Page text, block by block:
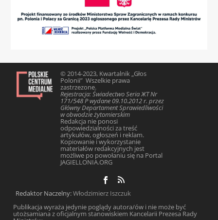
© 2014-2023, Kwartalnik „Głos
Polonii” Wszelkie prawa
zastrzezone.
Rejestracja: Świadectwo Seria ЖТ Nr
171/548 Р wydane 09.10.2012 r. przez
Główny Departament Sprawiedliwości
w obwodzie żytomierskim
Redakcja nie ponosi
odpowiedzialności za treść
artykułów, ogłoszeń i reklam.
Kopiowanie i wykorzystanie
materiałów redakcyjnych jest
możliwe po powołaniu się na Portal
JAGIELLONIA.ORG
Redaktor Naczelny:Włodzimierz Iszczuk
Publikacja wyraża jedynie poglądy autora/ów i nie może być
utożsamiana z oficjalnym stanowiskiem Kancelarii Prezesa Rady